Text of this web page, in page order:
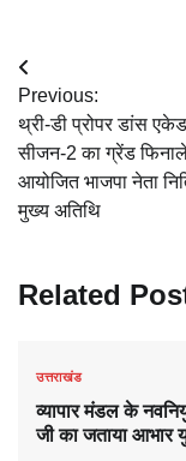
Post
navigation
Previous:
थ्री-डी प्रोपर डांस
सीजन-2 का ग्रेंड
आयोजित भाजपा नेता
मुख्य अतिथि
Related
उत्तराखंड
व्यापार मंडल के
जी का जताया आभार